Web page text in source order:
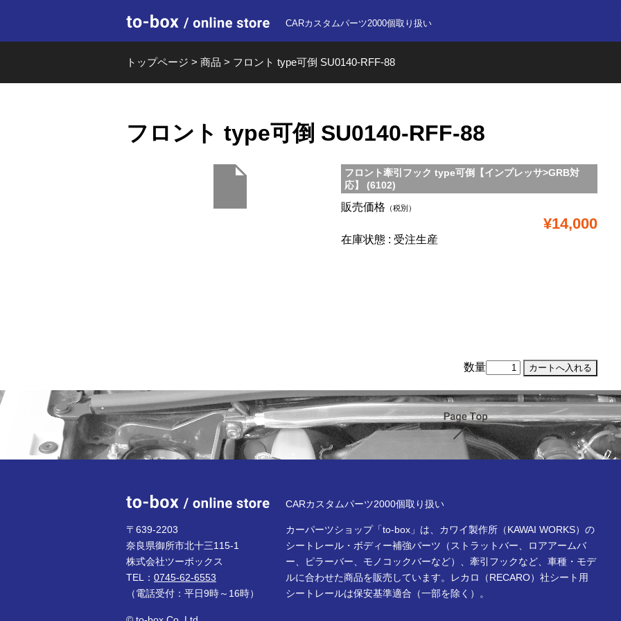
to-box online store
CARカスタムパーツ2000個取り扱い
トップページ > 商品 > フロント type可倒 SU0140-RFF-88
フロント type可倒 SU0140-RFF-88
フロント牽引フック type可倒【インプレッサ>GRB対
応】 (6102)
販売価格 （税別）
¥14,000
在庫状態 : 受注生産
数量
ページTOP
to-box online store
CARカスタムパーツ2000個取り扱い
〒639-2203
奈良県御所市北十三115-1
株式会社ツーボックス
TEL： 0745-62-6553
（電話受付：平日9時～16時）
カーパーツショップ「to-box」は、カワイ製作所（KAWAI WORKS）の
シートレール・ボディー補強パーツ（ストラットバー、ロアアームバ
ー、ピラーバー、モノコックバーなど）、牽引フックなど、車種・モデ
ルに合わせた商品を販売しています。レカロ（RECARO）社シート用
シートレールは保安基準適合（一部を除く）。